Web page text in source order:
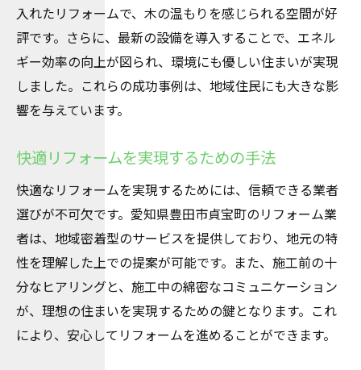
入れたリフォームで、木の温もりを感じられる空間が好
評です。さらに、最新の設備を導入することで、エネル
ギー効率の向上が図られ、環境にも優しい住まいが実現
しました。これらの成功事例は、地域住民にも大きな影
響を与えています。
快適リフォームを実現するための手法
快適なリフォームを実現するためには、信頼できる業者
選びが不可欠です。愛知県豊田市貞宝町のリフォーム業
者は、地域密着型のサービスを提供しており、地元の特
性を理解した上での提案が可能です。また、施工前の十
分なヒアリングと、施工中の綿密なコミュニケーション
が、理想の住まいを実現するための鍵となります。これ
により、安心してリフォームを進めることができます。